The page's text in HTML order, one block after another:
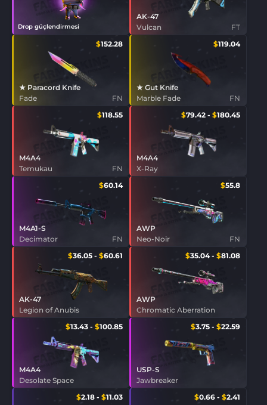
Drop güçlendirmesi FT
AK-47
Vulcan
$152.28
FN
★ Paracord Knife
Fade
$119.04
FN
★ Gut Knife
Marble Fade
$118.55
FN
M4A4
Temukau
$79.42 - $180.45
M4A4
X-Ray
$60.14
FN
M4A1-S
Decimator
$55.8
FN
AWP
Neo-Noir
$36.05 - $60.61
AK-47
Legion of Anubis
$35.04- $81.08
AWP
Chromatic Aberration
$13.43 - $100.85
M4A4
Desolate Space
$3.75 - $22.59
USP-S
Jawbreaker
$2.18 - $11.03 $0.66 - $2.41